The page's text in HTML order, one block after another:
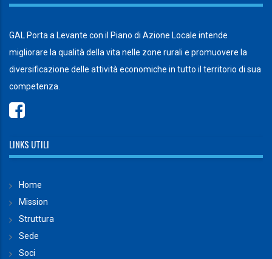
GAL Porta a Levante con il Piano di Azione Locale intende
migliorare la qualità della vita nelle zone rurali e promuovere la
diversificazione delle attività economiche in tutto il territorio di sua
competenza.
LINKS UTILI
Home
Mission
Struttura
Sede
Soci